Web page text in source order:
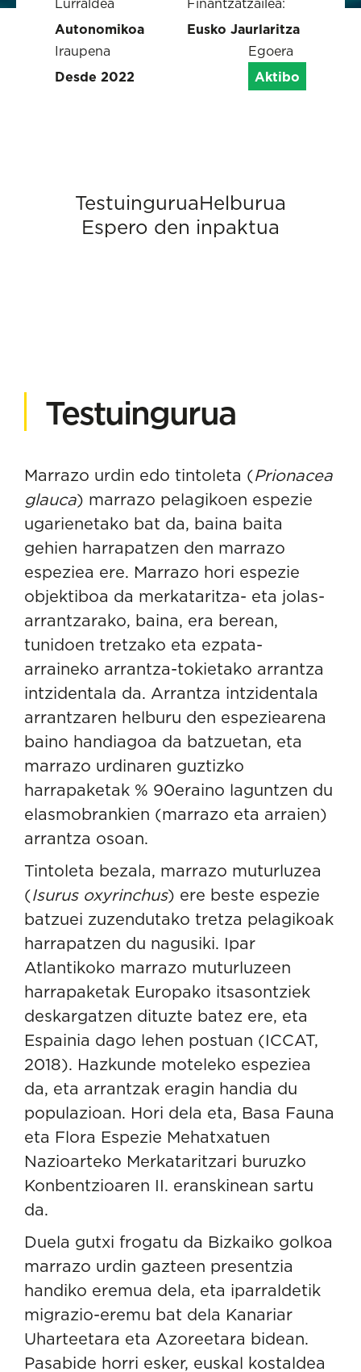
Lurraldea
Autonomikoa
Finantzatzailea:
Eusko Jaurlaritza
Iraupena
Desde 2022
Egoera
Aktibo
TestuinguruaHelburua
Espero den inpaktua
Testuingurua
Marrazo urdin edo tintoleta (Prionacea
glauca) marrazo pelagikoen espezie
ugarienetako bat da, baina baita
gehien harrapatzen den marrazo
espeziea ere. Marrazo hori espezie
objektiboa da merkataritza- eta jolas-
arrantzarako, baina, era berean,
tunidoen tretzako eta ezpata-
arraineko arrantza-tokietako arrantza
intzidentala da. Arrantza intzidentala
arrantzaren helburu den espeziearena
baino handiagoa da batzuetan, eta
marrazo urdinaren guztizko
harrapaketak % 90eraino laguntzen du
elasmobrankien (marrazo eta arraien)
arrantza osoan.
Tintoleta bezala, marrazo muturluzea
(Isurus oxyrinchus) ere beste espezie
batzuei zuzendutako tretza pelagikoak
harrapatzen du nagusiki. Ipar
Atlantikoko marrazo muturluzeen
harrapaketak Europako itsasontziek
deskargatzen dituzte batez ere, eta
Espainia dago lehen postuan (ICCAT,
2018). Hazkunde moteleko espeziea
da, eta arrantzak eragin handia du
populazioan. Hori dela eta, Basa Fauna
eta Flora Espezie Mehatxatuen
Nazioarteko Merkataritzari buruzko
Konbentzioaren II. eranskinean sartu
da.
Duela gutxi frogatu da Bizkaiko golkoa
marrazo urdin gazteen presentzia
handiko eremua dela, eta iparraldetik
migrazio-eremu bat dela Kanariar
Uharteetara eta Azoreetara bidean.
Pasabide horri esker, euskal kostaldea